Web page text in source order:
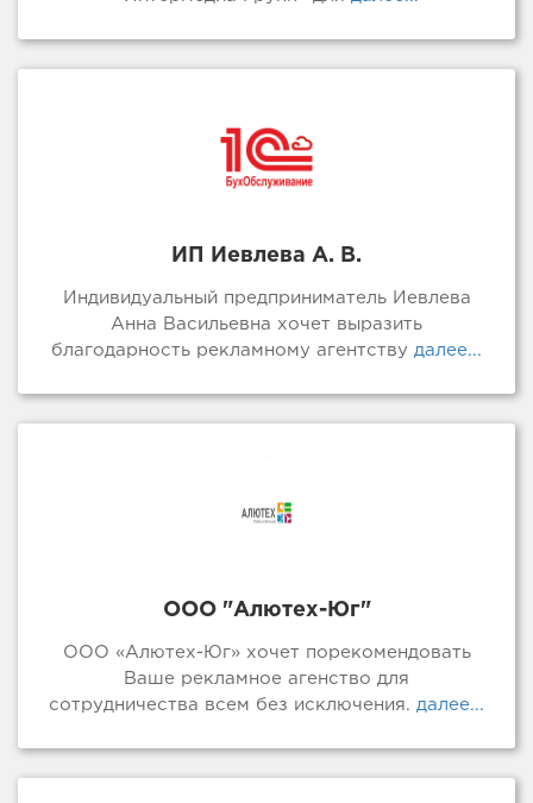
ИП Иевлева А. В.
Индивидуальный предприниматель Иевлева
Анна Васильевна хочет выразить
благодарность рекламному агентству далее...
ООО "Алютех-Юг"
ООО «Алютех-Юг» хочет порекомендовать
Ваше рекламное агенство для
сотрудничества всем без исключения. далее...